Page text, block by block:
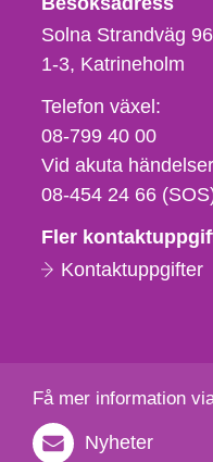
Solna Strandväg
1-3 Katrineholm
Telefon,
fax
och
e-
Telefon växel:
08-799 40 00
Vid akuta
08-454 24 66
Fler
Kontaktuppgifter
Få mer information
Nyheter